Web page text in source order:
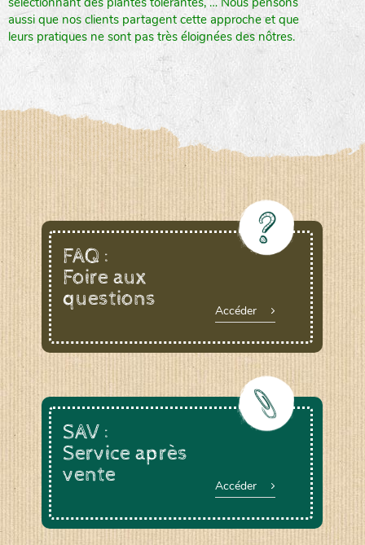
aussi que nos clients partagent cette approche et que
leurs pratiques ne sont pas très éloignées des nôtres.
FAQ :
Foire aux
questions
Accéder
SAV :
Service après
vente
Accéder